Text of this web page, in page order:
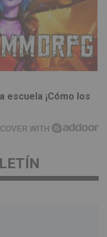
escuela ¡Cómo los
WITH